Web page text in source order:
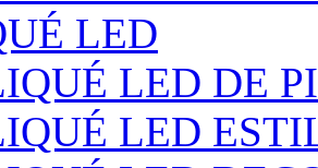
LED
LED DE
LED